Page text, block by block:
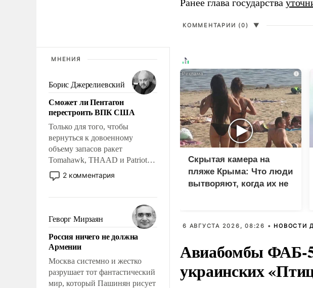
МНЕНИЯ
Борис Джерелиевский
Сможет ли Пентагон
перестроить ВПК США
Только для того, чтобы
вернуться к довоенному
объему запасов ракет
Tomahawk, THAAD и Patriot
США потребуется более трех
лет. Даже небольшая война с
Сложившаяся ситуация
означает многолетний период
уязвимости США, например,
перед Китаем.
2 комментария
Геворг Мирзаян
Россия ничего не должна
Армении
Москва системно и жестко
разрушает тот фантастический
мир, который Пашинян рисует
Ранее глава государства
КОММЕНТАРИИ (0) ▼
i
Скрытая камера на
пляже Крыма: Что люди
вытворяют, когда их не
6 АВГУСТА 2026, 08:26 • НОВОСТИ
Авиабомбы ФАБ-
украинских